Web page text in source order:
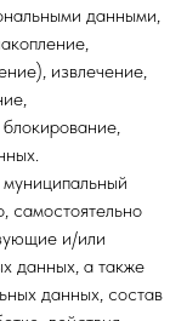
данными,
извлечение,
самостоятельно
и/или
данных, а также
данных, состав